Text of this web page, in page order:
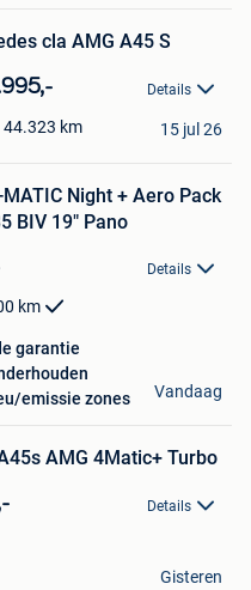
cla AMG A45 S
Details
44.323 km 15 jul 26
Night + Aero Pack
BIV 19" Pano
Details
km
garantie
emissie zones
Vandaag
AMG 4Matic+ Turbo
Details
Gisteren